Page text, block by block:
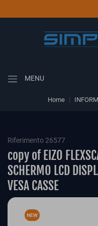
MENU
Home
Riferimento 26577
copy of EIZO
SCHERMO LCD
VESA CASSE
NEW